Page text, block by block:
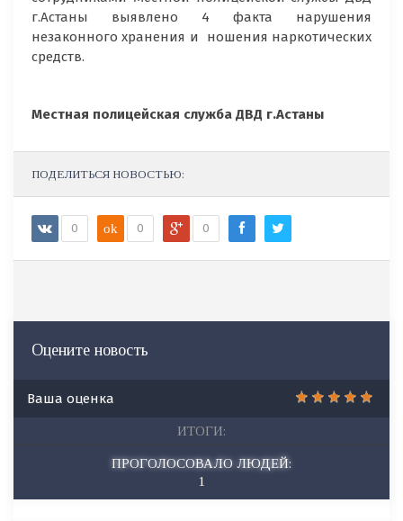
г.Астаны выявлено 4 факта нарушения
незаконного хранения и ношения наркотических
средств.
Местная полицейская служба ДВД г.Астаны
ПОДЕЛИТЬСЯ НОВОСТЬЮ:
0 ok 0 0
Оцените новость
Ваша оценка
ИТОГИ:
ПРОГОЛОСОВАЛО ЛЮДЕЙ:
1